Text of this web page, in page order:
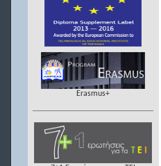
Erasmus+